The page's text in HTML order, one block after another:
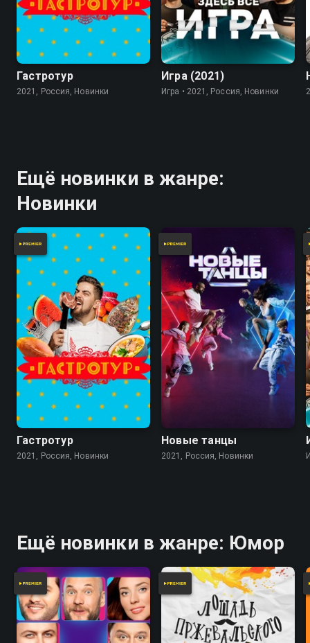
Гастротур
2021, Россия, Новинки
7.8
Игра (2021)
Игра • 2021, Россия, Новинки
Ещё новинки в жанре:
Новинки
Гастротур
2021, Россия, Новинки
Новые танцы
2021, Россия, Новинки
Ещё новинки в жанре: Юмор